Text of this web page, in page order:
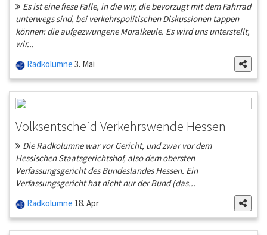
Es ist eine fiese Falle, in die wir, die bevorzugt mit dem Fahrrad
unterwegs sind, bei verkehrspolitischen Diskussionen tappen
können: die aufgezwungene Moralkeule. Es wird uns unterstellt,
wir...
Radkolumne 3. Mai
Volksentscheid Verkehrswende Hessen
Die Radkolumne war vor Gericht, und zwar vor dem
Hessischen Staatsgerichtshof, also dem obersten
Verfassungsgericht des Bundeslandes Hessen. Ein
Verfassungsgericht hat nicht nur der Bund (das...
Radkolumne 18. Apr